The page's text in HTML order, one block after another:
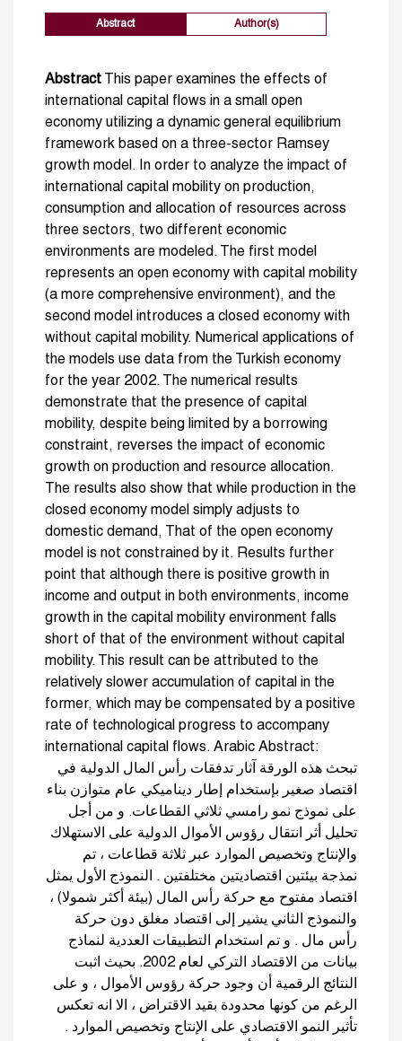
Abstract Author(s)
Abstract This paper examines the effects of
international capital flows in a small open
economy utilizing a dynamic general equilibrium
framework based on a three-sector Ramsey
growth model. In order to analyze the impact of
international capital mobility on production,
consumption and allocation of resources across
three sectors, two different economic
environments are modeled. The first model
represents an open economy with capital mobility
(a more comprehensive environment), and the
second model introduces a closed economy with
without capital mobility. Numerical applications of
the models use data from the Turkish economy
for the year 2002. The numerical results
demonstrate that the presence of capital
mobility, despite being limited by a borrowing
constraint, reverses the impact of economic
growth on production and resource allocation.
The results also show that while production in the
closed economy model simply adjusts to
domestic demand, That of the open economy
model is not constrained by it. Results further
point that although there is positive growth in
income and output in both environments, income
growth in the capital mobility environment falls
short of that of the environment without capital
mobility. This result can be attributed to the
relatively slower accumulation of capital in the
former, which may be compensated by a positive
rate of technological progress to accompany
international capital flows. Arabic Abstract:
تبحث هذه الورقة آثار تدفقات رأس المال الدولية في
اقتصاد صغير بإستخدام إطار ديناميكي عام متوازن بناء
على نموذج نمو رامسي ثلاثي القطاعات. و من أجل
تحليل أثر انتقال رؤوس الأموال الدولية على الاستهلاك
والإنتاج وتخصيص الموارد عبر ثلاثة قطاعات ، تم
نمذجة بيئتين اقتصاديتين مختلفتين . النموذج الأول يمثل
اقتصاد مفتوح مع حركة رأس المال (بيئة أكثر شمولا) ،
والنموذج الثاني يشير إلى اقتصاد مغلق دون حركة
رأس مال . و تم استخدام التطبيقات العددية لنماذج
بيانات من الاقتصاد التركي لعام 2002. بحيث اثبت
النتائج الرقمية أن وجود حركة رؤوس الأموال ، و على
الرغم من كونها محدودة بقيد الاقتراض ، الا انه تعكس
تأثير النمو الاقتصادي على الإنتاج وتخصيص الموارد .